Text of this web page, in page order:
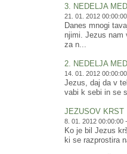
3. NEDELJA
21. 01. 2012
Danes mnogi
njimi. Jezus nam
za n...
2. NEDELJA
14. 01. 2012
Jezus, daj da v
vabi k sebi in se
JEZUSOV KRST
8. 01. 2012 00:00:00
Ko je bil Jezus
ki se razprostira